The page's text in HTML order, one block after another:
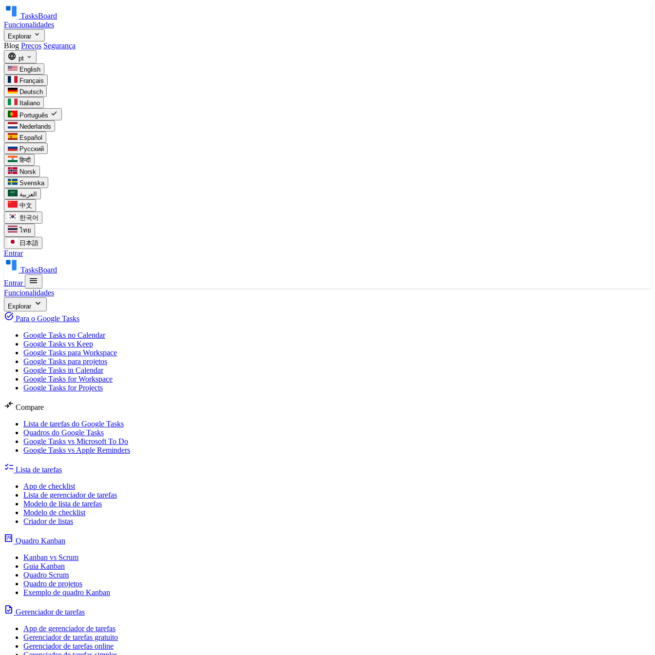
TasksBoard
Funcionalidades
Explorar expand_more
Blog Preços Segurança
language pt expand_more
English
Français
Deutsch
Italiano
Português check
Nederlands
Español
Русский
हिन्दी
Norsk
Svenska
العربية
中文
한국어
ไทย
日本語
Entrar
TasksBoard
Entrar
menu
Funcionalidades
Explorar expand_more
task_alt Para o Google Tasks
Google Tasks no Calendar
Google Tasks vs Keep
Google Tasks para Workspace
Google Tasks para projetos
Google Tasks in Calendar
Google Tasks for Workspace
Google Tasks for Projects
compare_arrows Compare
Lista de tarefas do Google Tasks
Quadros do Google Tasks
Google Tasks vs Microsoft To Do
Google Tasks vs Apple Reminders
checklist Lista de tarefas
App de checklist
Lista de gerenciador de tarefas
Modelo de lista de tarefas
Modelo de checklist
Criador de listas
view_kanban Quadro Kanban
Kanban vs Scrum
Guia Kanban
Quadro Scrum
Quadro de projetos
Exemplo de quadro Kanban
task Gerenciador de tarefas
App de gerenciador de tarefas
Gerenciador de tarefas gratuito
Gerenciador de tarefas online